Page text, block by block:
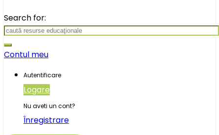
Search for:
Contul meu
Autentificare
Logare
Nu aveti un cont?
Înregistrare